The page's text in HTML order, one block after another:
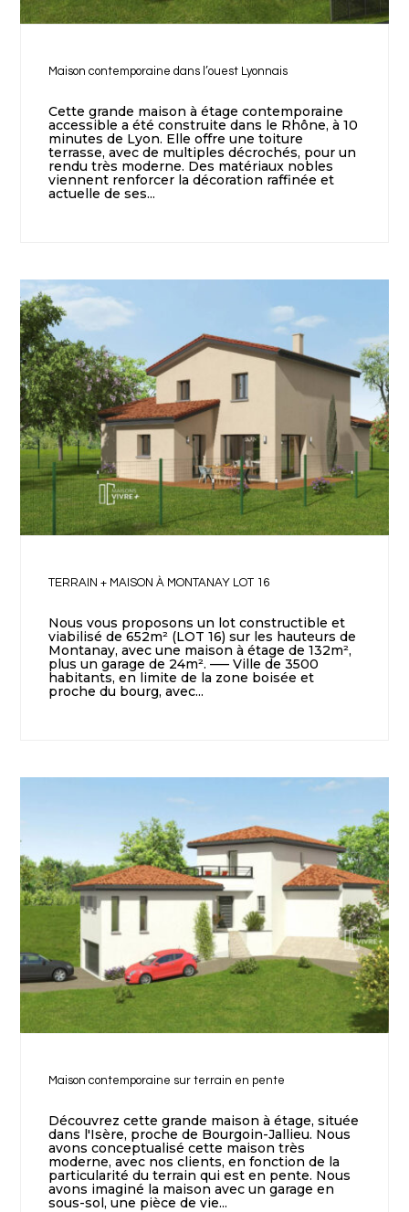
Maison contemporaine dans l’ouest Lyonnais
Cette grande maison à étage contemporaine
accessible a été construite dans le Rhône, à 10
minutes de Lyon. Elle offre une toiture
terrasse, avec de multiples décrochés, pour un
rendu très moderne. Des matériaux nobles
viennent renforcer la décoration raffinée et
actuelle de ses...
TERRAIN + MAISON À MONTANAY LOT 16
Nous vous proposons un lot constructible et
viabilisé de 652m² (LOT 16) sur les hauteurs de
Montanay, avec une maison à étage de 132m²,
plus un garage de 24m². —– Ville de 3500
habitants, en limite de la zone boisée et
proche du bourg, avec...
Maison contemporaine sur terrain en pente
Découvrez cette grande maison à étage, située
dans l'Isère, proche de Bourgoin-Jallieu. Nous
avons conceptualisé cette maison très
moderne, avec nos clients, en fonction de la
particularité du terrain qui est en pente. Nous
avons imaginé la maison avec un garage en
sous-sol, une pièce de vie...